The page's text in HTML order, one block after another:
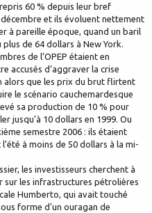
60 % depuis leur bref
et ils évoluent nettement
à pareille époque, quand un baril
de 64 dollars à New York.
de l’OPEP étaient en
accusés d’aggraver la crise
alors que les prix du brut flirtent
le scénario cauchemardesque
sa production de 10 % pour
jusqu’à 10 dollars en 1999. Ou
semestre 2006 : ils étaient
à moins de 50 dollars à la mi-
les investisseurs cherchent à
les infrastructures pétrolières
Humberto, qui avait touché
forme d'un ouragan de